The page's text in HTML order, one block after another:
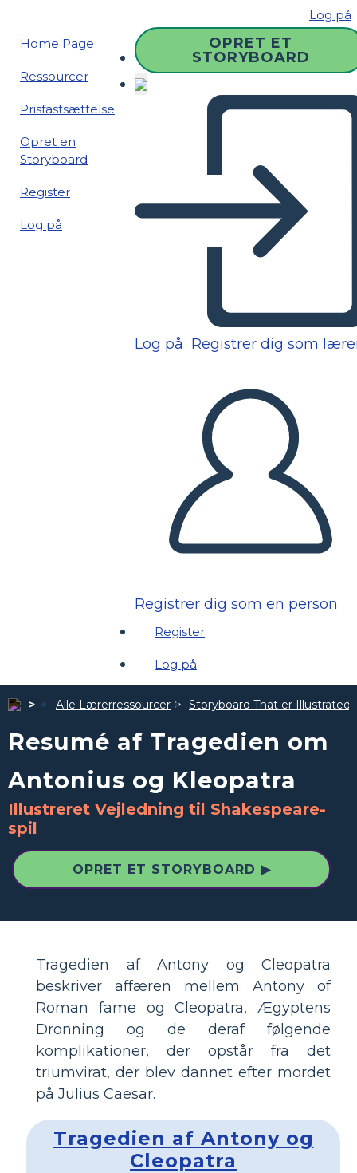
Log på
Home Page
Ressourcer
Prisfastsættelse
Opret en
Storyboard
Register
Log på
OPRET ET
STORYBOARD
Log på Registrer dig som
Registrer dig som en person
Register
Log på
Alle Lærerressourcer Storyboard That er Illustrated
Resumé af Tragedien om
Antonius og Kleopatra
Illustreret Vejledning til Shakespeare-
spil
OPRET ET STORYBOARD ▶
Tragedien af ​​Antony og Cleopatra
beskriver affæren mellem Antony of
Roman fame og Cleopatra, Ægyptens
Dronning og de deraf følgende
komplikationer, der opstår fra det
triumvirat, der blev dannet efter mordet
på Julius Caesar.
Tragedien af ​​Antony og
Cleopatra